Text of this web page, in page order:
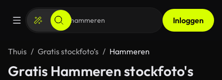
Inloggen
Thuis Gratis stockfoto’s Hammeren
Gratis Hammeren stockfoto's